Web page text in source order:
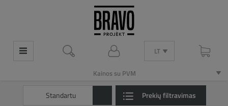
LT
Kainos su PVM
Standartu Prekių filtravimas